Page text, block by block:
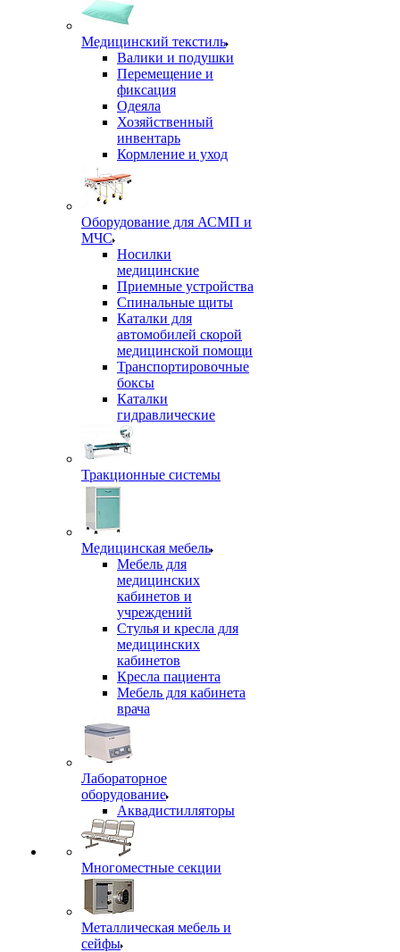
Медицинский текстиль
Валики и подушки
Перемещение и
фиксация
Одеяла
Хозяйственный
инвентарь
Кормление и уход
Оборудование для АСМП и
МЧС
Носилки
медицинские
Приемные устройства
Спинальные щиты
Каталки для
автомобилей скорой
медицинской помощи
Транспортировочные
боксы
Каталки
гидравлические
Тракционные системы
Медицинская мебель
Мебель для
медицинских
кабинетов и
учреждений
Стулья и кресла для
медицинских
кабинетов
Кресла пациента
Мебель для кабинета
врача
Лабораторное
оборудование
Аквадистилляторы
Многоместные секции
Металлическая мебель и
сейфы